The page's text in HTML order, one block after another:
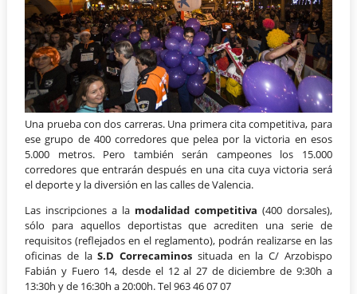
Una prueba con dos carreras. Una primera cita competitiva, para
ese grupo de 400 corredores que pelea por la victoria en esos
5.000 metros. Pero también serán campeones los 15.000
corredores que entrarán después en una cita cuya victoria será
el deporte y la diversión en las calles de Valencia.
Las inscripciones a la modalidad competitiva (400 dorsales),
sólo para aquellos deportistas que acrediten una serie de
requisitos (reflejados en el reglamento), podrán realizarse en las
oficinas de laS.D Correcaminos situada en la C/ Arzobispo
Fabián y Fuero 14, desde el 12 al 27 de diciembre de 9:30h a
13:30h y de 16:30h a 20:00h. Tel 963 46 07 07